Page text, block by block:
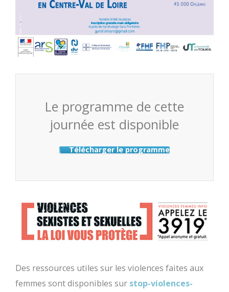
Le programme de cette
journée est disponible
Télécharger le programme
Des ressources utiles sur les violences faites aux
femmes sont disponibles sur stop-violences-